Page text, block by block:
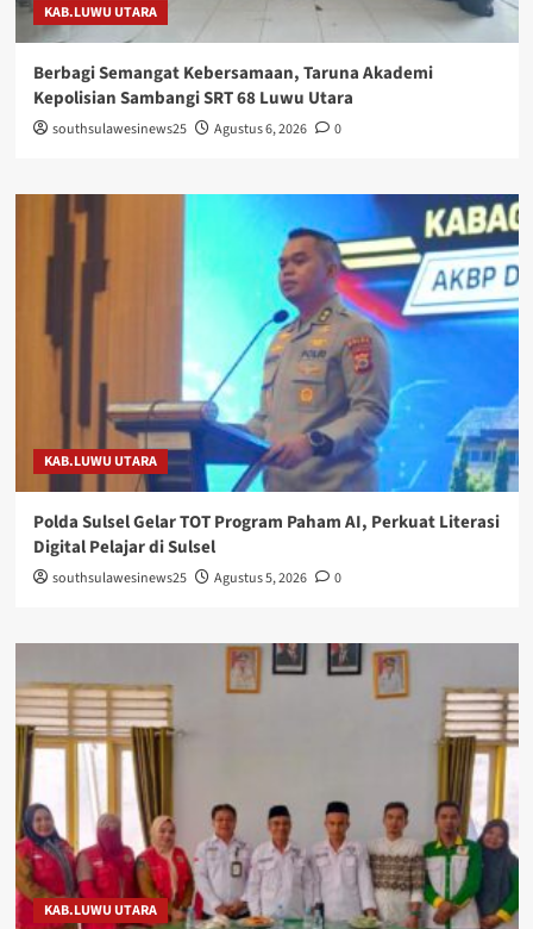
KAB.LUWU UTARA
Berbagi Semangat Kebersamaan, Taruna Akademi
Kepolisian Sambangi SRT 68 Luwu Utara
southsulawesinews25 Agustus 6, 2026 0
KAB.LUWU UTARA
Polda Sulsel Gelar TOT Program Paham AI, Perkuat Literasi
Digital Pelajar di Sulsel
southsulawesinews25 Agustus 5, 2026 0
KAB.LUWU UTARA